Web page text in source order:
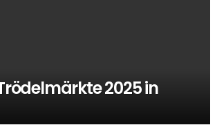
2025 in